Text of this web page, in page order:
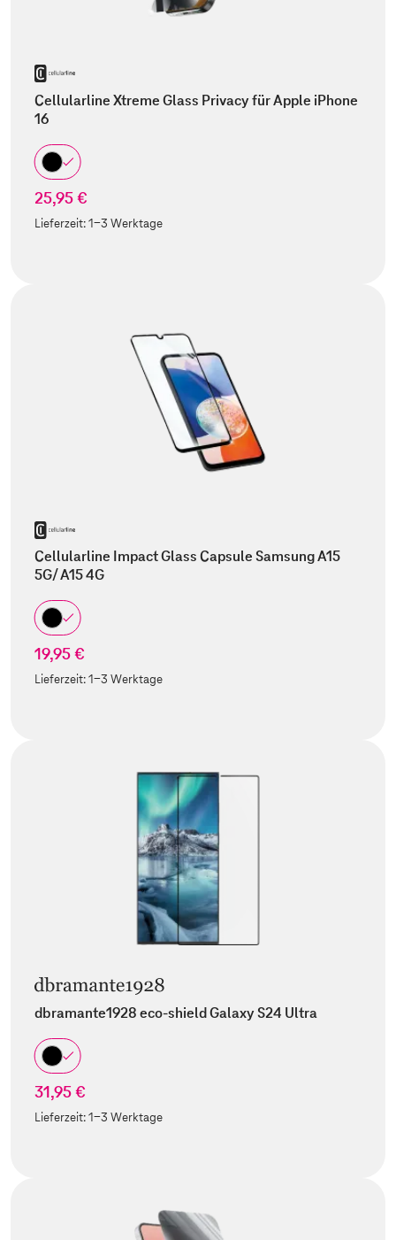
Cellularline Xtreme Glass Privacy für Apple iPhone
16
25,95 €
Lieferzeit:1-3 Werktage
Cellularline Impact Glass Capsule Samsung A15
5G/ A15 4G
19,95 €
Lieferzeit:1-3 Werktage
dbramante1928 eco-shield Galaxy S24 Ultra
31,95 €
Lieferzeit:1-3 Werktage